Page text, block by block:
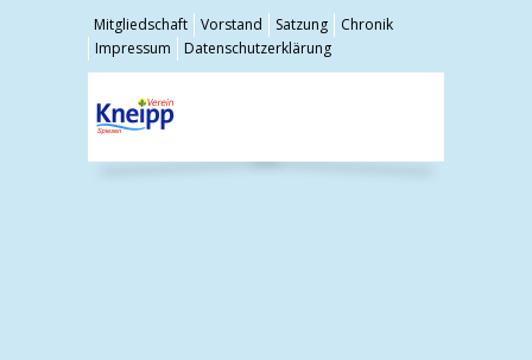
Mitgliedschaft Vorstand Satzung
Chronik
Impressum
Datenschutzerklärung